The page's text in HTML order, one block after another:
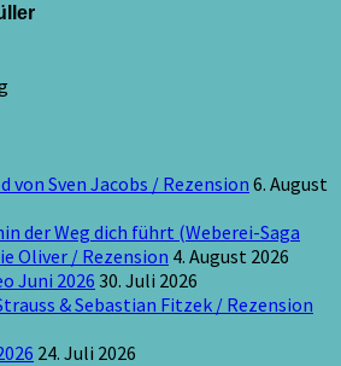
von Sven Jacobs / Rezension 6. August
der Weg dich führt (Weberei-Saga
Oliver / Rezension 4. August 2026
Juni 2026 30. Juli 2026
& Sebastian Fitzek / Rezension
24. Juli 2026